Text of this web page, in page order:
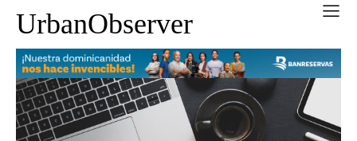
UrbanObserver